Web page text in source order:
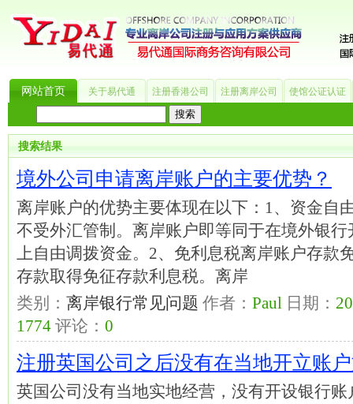
网站首页 关于易代通 注册香港公司 注册离岸公司 使馆公证认证
热门搜索：_? 美国公司 BVI公司 英国公司 银行开户 香港公司 商标注册
搜索结果
境外公司申请离岸账户的主要优势？
离岸账户的优势主要体现在以下：1、资金自
不受外汇管制。离岸账户即等同于在境外银
上自由调拨资金。2、免利息税离岸账户存款
存款取得免征存款利息税。离岸
类别： 离岸银行常见问题 作者： Paul 日期：
1774 评论： 0
注册英国公司之后没有在当地开立账
英国公司没有当地实地经营，没有开设银行